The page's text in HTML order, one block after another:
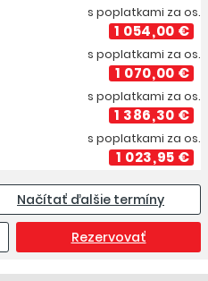
s poplatkami za os.
1 054,00 €
s poplatkami za os.
1 070,00 €
s poplatkami za os.
1 386,30 €
s poplatkami za os.
1 023,95 €
Načítať ďalšie termíny
Rezervovať